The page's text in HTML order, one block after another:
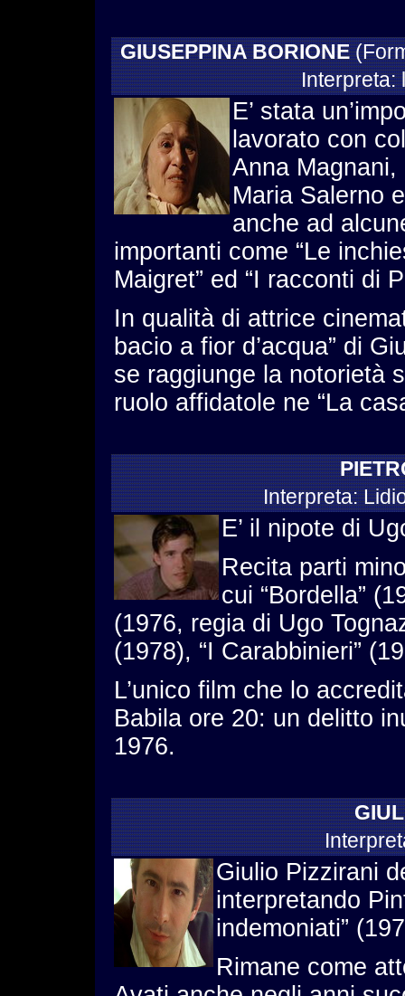
GIUSEPPINA BORIONE
Interpreta:
E’ stata
lavorato con
Anna
Maria Salerno
anche ad
importanti come “Le
Maigret” ed “I racconti di
In qualità di attrice
bacio a fior d’acqua” di
se raggiunge la notorietà
ruolo affidatole ne “La
Interpreta:
E’ il nipote di
Recita parti
cui “Bordella”
(1976, regia di Ugo
(1978), “I Carabbinieri”
L’unico film che lo
Babila ore 20: un delitto
1976.
Giulio Pizzirani
interpretando
indemoniati”
Rimane come